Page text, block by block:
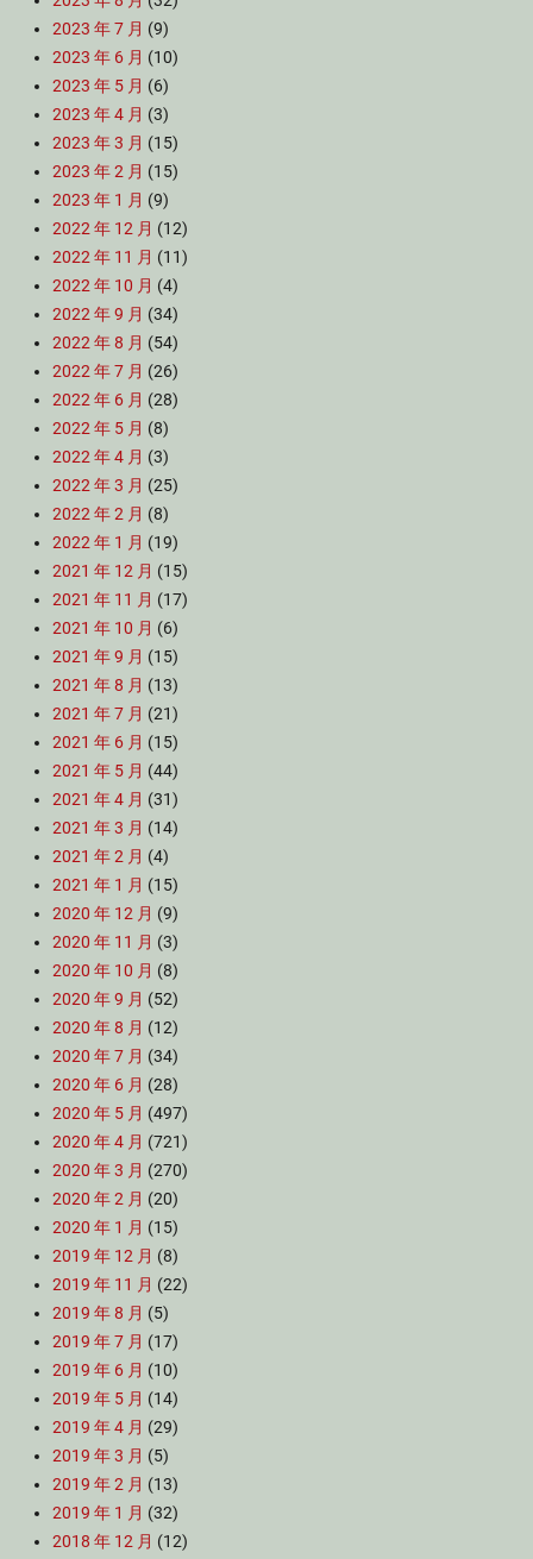
2023 年 7 月 (9)
2023 年 6 月 (10)
2023 年 5 月 (6)
2023 年 4 月 (3)
2023 年 3 月 (15)
2023 年 2 月 (15)
2023 年 1 月 (9)
2022 年 12 月 (12)
2022 年 11 月 (11)
2022 年 10 月 (4)
2022 年 9 月 (34)
2022 年 8 月 (54)
2022 年 7 月 (26)
2022 年 6 月 (28)
2022 年 5 月 (8)
2022 年 4 月 (3)
2022 年 3 月 (25)
2022 年 2 月 (8)
2022 年 1 月 (19)
2021 年 12 月 (15)
2021 年 11 月 (17)
2021 年 10 月 (6)
2021 年 9 月 (15)
2021 年 8 月 (13)
2021 年 7 月 (21)
2021 年 6 月 (15)
2021 年 5 月 (44)
2021 年 4 月 (31)
2021 年 3 月 (14)
2021 年 2 月 (4)
2021 年 1 月 (15)
2020 年 12 月 (9)
2020 年 11 月 (3)
2020 年 10 月 (8)
2020 年 9 月 (52)
2020 年 8 月 (12)
2020 年 7 月 (34)
2020 年 6 月 (28)
2020 年 5 月 (497)
2020 年 4 月 (721)
2020 年 3 月 (270)
2020 年 2 月 (20)
2020 年 1 月 (15)
2019 年 12 月 (8)
2019 年 11 月 (22)
2019 年 8 月 (5)
2019 年 7 月 (17)
2019 年 6 月 (10)
2019 年 5 月 (14)
2019 年 4 月 (29)
2019 年 3 月 (5)
2019 年 2 月 (13)
2019 年 1 月 (32)
2018 年 12 月 (12)